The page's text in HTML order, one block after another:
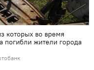
которых во время
погибли жители города